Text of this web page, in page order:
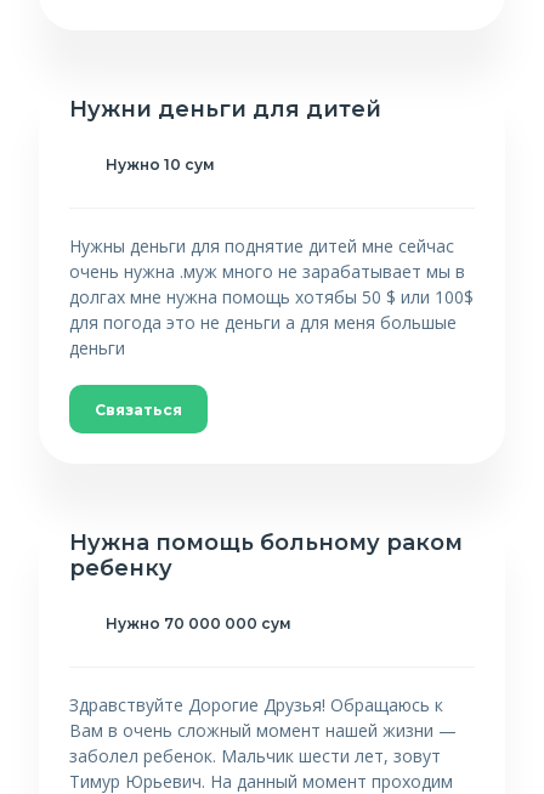
Нужни деньги для дитей
Нужно 10 сум
Нужны деньги для поднятие дитей мне сейчас
очень нужна .муж много не зарабатывает мы в
долгах мне нужна помощь хотябы 50 $ или 100$
для погода это не деньги а для меня большые
деньги
Связаться
Нужна помощь больному раком
ребенку
Нужно 70 000 000 сум
Здравствуйте Дорогие Друзья! Обращаюсь к
Вам в очень сложный момент нашей жизни —
заболел ребенок. Мальчик шести лет, зовут
Тимур Юрьевич. На данный момент проходим